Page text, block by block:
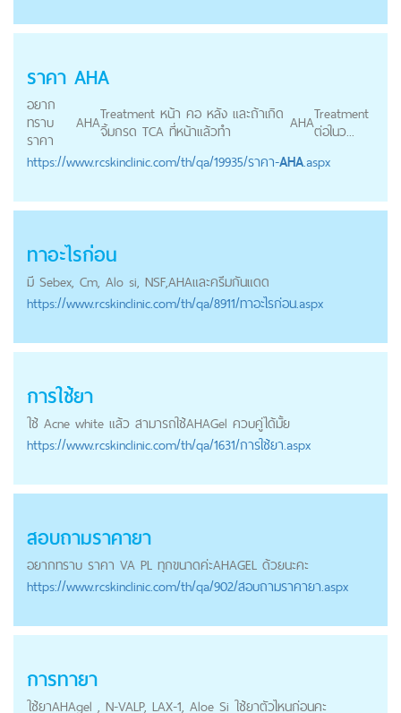
ราคา AHA
อยาก
ทราบ
ราคา
AHATreatment หน้า คอ หลัง และถ้าเกิด
จิ้มกรด TCA ที่หน้าแล้วทำ
AHATreatment
ต่อในว...
https://www.rcskinclinic.com/th/qa/19935/ราคา-AHA.aspx
ทาอะไรก่อน
มี Sebex, Cm, Alo si, NSF,AHAและครีมกันแดด
https://www.rcskinclinic.com/th/qa/8911/ทาอะไรก่อน.aspx
การใช้ยา
ใช้ Acne white แล้ว สามารถใช้AHAGel ควบคู่ได้มั้ย
https://www.rcskinclinic.com/th/qa/1631/การใช้ยา.aspx
สอบถามราคายา
อยากทราบ ราคา VA PL ทุกขนาดค่ะAHAGEL ด้วยนะคะ
https://www.rcskinclinic.com/th/qa/902/สอบถามราคายา.aspx
การทายา
ใช้ยาAHAgel , N-VALP, LAX-1, Aloe Si ใช้ยาตัวไหนก่อนคะ